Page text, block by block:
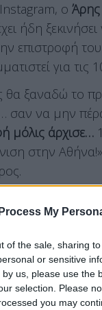
My
of the sale, sharing
or sensitive
us, please use the
selection. Please
you may
ο
ήδη ξεκινήσει
επιστροφή
για τις
θα ξαναδώ το
σαν να μην
μόλις άρχισε…
στην